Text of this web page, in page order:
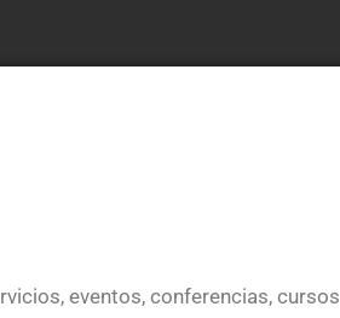
eventos, conferencias, cursos